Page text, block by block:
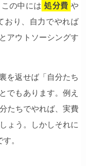
の中には 処分費 や
おり、自力でやれば
アウトソーシングす
を返せば「自分たち
でもあります。例え
たちでやれば、実費
ょう。しかしそれに
。